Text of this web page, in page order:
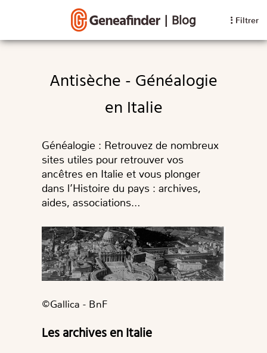
| Blog Filtrer
Antisèche - Généalogie
en Italie
Généalogie : Retrouvez de nombreux
sites utiles pour retrouver vos
ancêtres en Italie et vous plonger
dans l’Histoire du pays : archives,
aides, associations…
©️Gallica - BnF
Les archives en Italie